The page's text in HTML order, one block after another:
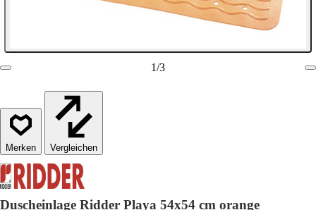
1/3
Vergleichen
Duscheinlage Ridder Playa 54x54 cm orange